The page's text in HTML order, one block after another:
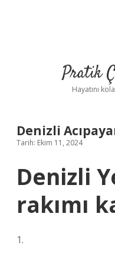
Pratik
Hayatını
Denizli
Tarih: Ekim 11, 2024
Denizli
rakımı
1.